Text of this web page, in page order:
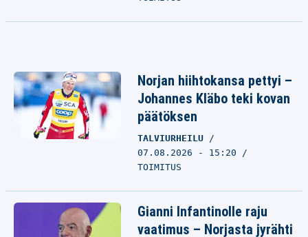
Norjan hiihtokansa pettyi –
Johannes Kläbo teki kovan
päätöksen
TALVIURHEILU
07.08.2026 - 15:20
TOIMITUS
Gianni Infantinolle raju
vaatimus – Norjasta jyrähti